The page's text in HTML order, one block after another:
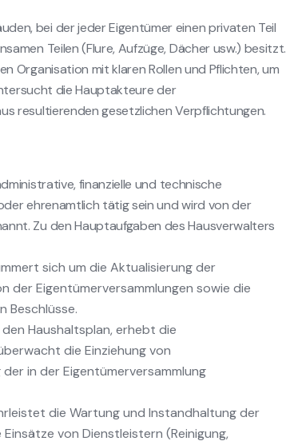
bei der jeder Eigentümer einen privaten Teil
Teilen (Flure, Aufzüge, Dächer usw.) besitzt.
Organisation mit klaren Rollen und Pflichten, um
die Hauptakteure der
resultierenden gesetzlichen Verpflichtungen.
finanzielle und technische
ehrenamtlich tätig sein und wird von der
Zu den Hauptaufgaben des Hausverwalters
sich um die Aktualisierung der
der Eigentümerversammlungen sowie die
Beschlüsse.
Haushaltsplan, erhebt die
die Einziehung von
in der Eigentümerversammlung
die Wartung und Instandhaltung der
von Dienstleistern (Reinigung,